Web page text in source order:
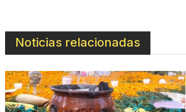
Noticias relacionadas